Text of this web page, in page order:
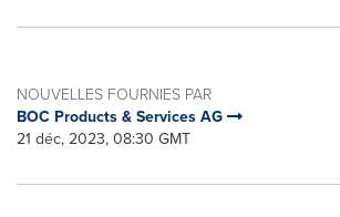
NOUVELLES FOURNIES PAR
BOC Products & Services AG
21 déc, 2023, 08:30 GMT